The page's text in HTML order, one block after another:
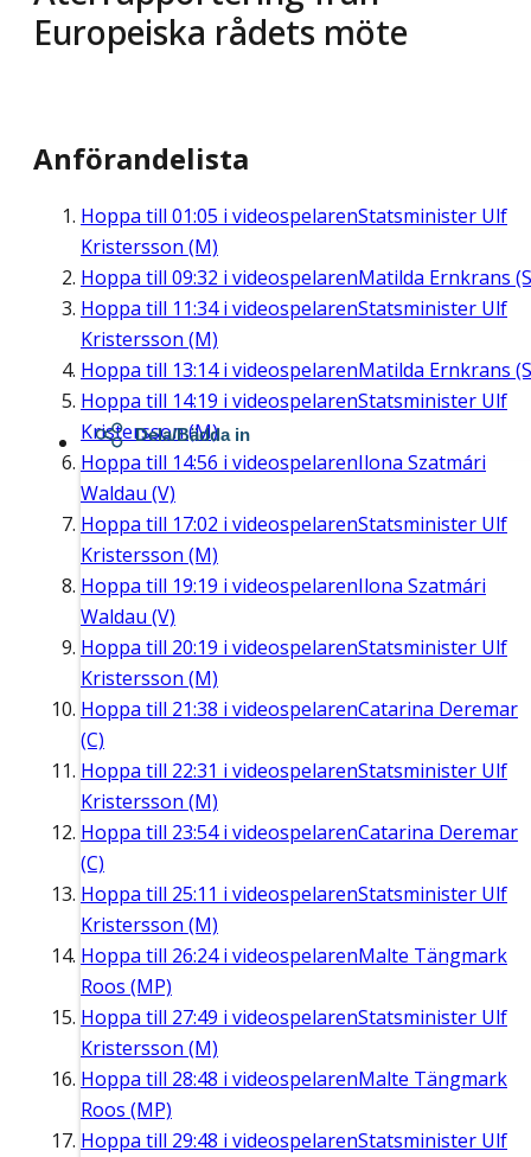
Europeiska rådets möte
Anförandelista
Hoppa till 01:05 i videospelarenStatsminister Ulf
Kristersson (M)
Hoppa till 09:32 i videospelarenMatilda Ernkrans
Hoppa till 11:34i videospelarenStatsminister Ulf
Kristersson (M)
Hoppa till 13:14i videospelarenMatilda Ernkrans
Hoppa till 14:19 i videospelarenStatsminister Ulf
Kristersson (M)
Hoppa till 14:56 i videospelarenIlona Szatmári
Waldau (V)
Hoppa till 17:02 i videospelarenStatsminister Ulf
Kristersson (M)
Hoppa till 19:19 i videospelarenIlona Szatmári
Waldau (V)
Hoppa till 20:19 i videospelarenStatsminister Ulf
Kristersson (M)
Hoppa till 21:38 i videospelarenCatarina Deremar
(C)
Hoppa till 22:31 i videospelarenStatsminister Ulf
Kristersson (M)
Hoppa till 23:54i videospelarenCatarina Deremar
(C)
Hoppa till 25:11 i videospelarenStatsminister Ulf
Kristersson (M)
Hoppa till 26:24i videospelarenMalte Tängmark
Roos (MP)
Hoppa till 27:49 i videospelarenStatsminister Ulf
Kristersson (M)
Hoppa till 28:48 i videospelarenMalte Tängmark
Roos (MP)
Hoppa till 29:48 i videospelarenStatsminister Ulf
Dela/Bädda in